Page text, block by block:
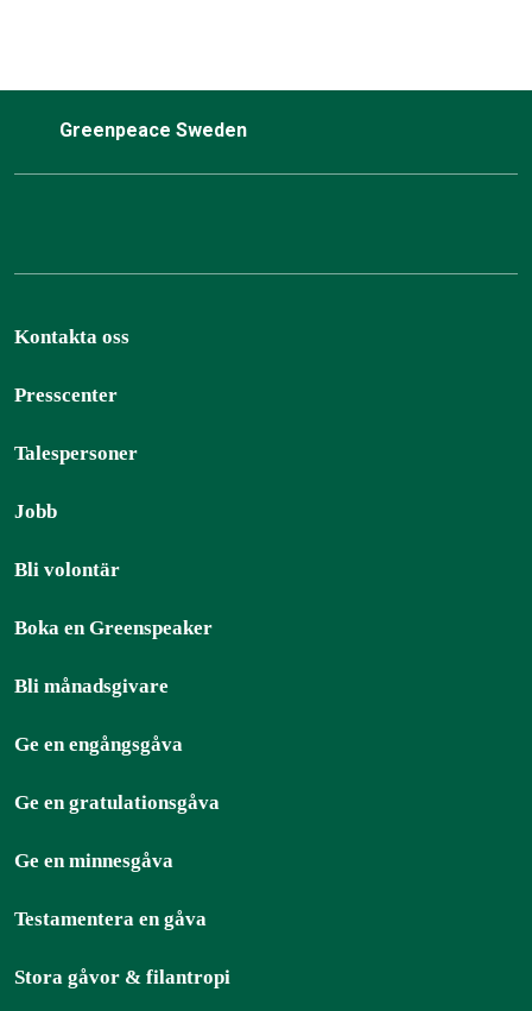
Greenpeace Sweden
Kontakta oss
Presscenter
Talespersoner
Jobb
Bli volontär
Boka en Greenspeaker
Bli månadsgivare
Ge en engångsgåva
Ge en gratulationsgåva
Ge en minnesgåva
Testamentera en gåva
Stora gåvor & filantropi